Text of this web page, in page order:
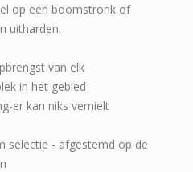
op een boomstronk of
uitharden.
van elk
in het gebied
er kan niks vernielt
selectie - afgestemd op de